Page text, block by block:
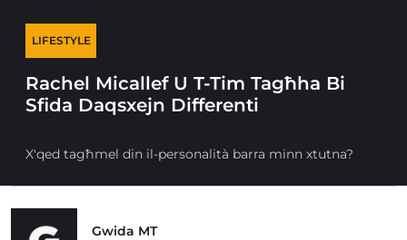
LIFESTYLE
Rachel Micallef U T-Tim Tagħha Bi
Sfida Daqsxejn Differenti
X'qed tagħmel din il-personalità barra minn xtutna?
Gwida MT